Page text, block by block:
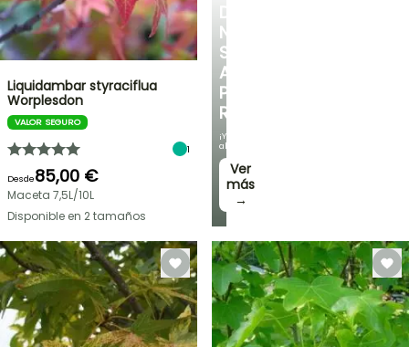
OFERTA
RELÁMPAGO
¡HASTA
UN
30
DESCUBRE
NUESTRA
SELECCIÓN
A
PRECIOS
REDUCIDOS
¡Y
ahorra!
Ver
más
→
Liquidambar styraciflua
Worplesdon
VALOR SEGURO
1
Desde85,00 €
Maceta 7,5L/10L
Disponible en 2 tamaños